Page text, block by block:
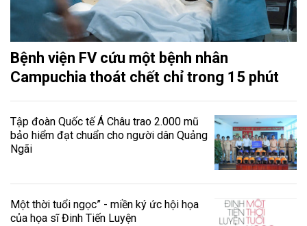
Bệnh viện FV cứu một bệnh nhân
Campuchia thoát chết chỉ trong 15 phút
Tập đoàn Quốc tế Á Châu trao 2.000 mũ
bảo hiểm đạt chuẩn cho người dân Quảng
Ngãi
Một thời tuổi ngọc” - miền ký ức hội họa
của họa sĩ Đinh Tiến Luyện